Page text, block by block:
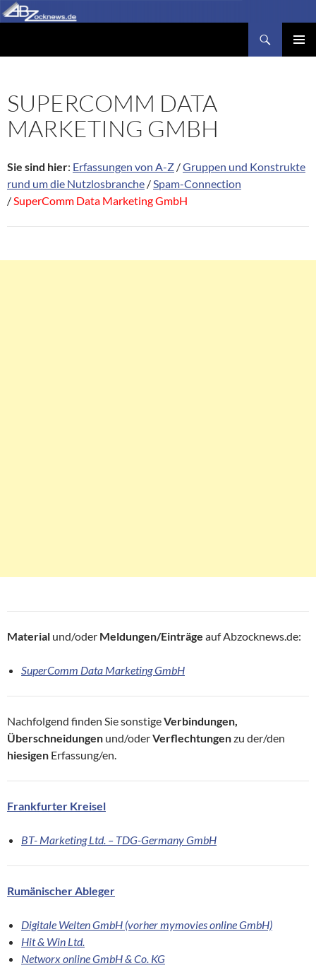
Zum
Inhalt
SUPERCOMM DATA
MARKETING GMBH
Sie sind hier: Erfassungen von A-Z /Gruppen und Konstrukte
rund um die Nutzlosbranche /Spam-Connection
/SuperComm Data Marketing GmbH
Material und/oder Meldungen/Einträge auf Abzocknews.de:
SuperComm Data Marketing GmbH
Nachfolgend finden Sie sonstigeVerbindungen,
Überschneidungen und/oderVerflechtungenzu der/den
hiesigen Erfassung/en.
Frankfurter Kreisel
BT- Marketing Ltd. – TDG-Germany GmbH
Rumänischer Ableger
Digitale Welten GmbH (vorher mymovies online GmbH)
Hit & Win Ltd.
Networx online GmbH & Co. KG